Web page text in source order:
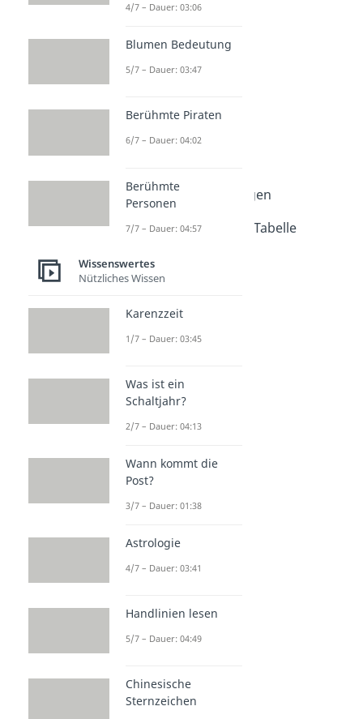
Weitere Inhalte:
Wissenswertes
Platonische Beziehungen
Dauer: 03:57
Verwandtschaftsgrad Tabelle
Quality Time
Dauer: 03:57
Dauer: 03:02
4/7 – Dauer: 03:06
Blumen Bedeutung
5/7 – Dauer: 03:47
Berühmte Piraten
6/7 – Dauer: 04:02
Berühmte
Personen
7/7 – Dauer: 04:57
Wissenswertes
Nützliches Wissen
Karenzzeit
1/7 – Dauer: 03:45
Was ist ein
Schaltjahr?
2/7 – Dauer: 04:13
Wann kommt die
Post?
3/7 – Dauer: 01:38
Astrologie
4/7 – Dauer: 03:41
Handlinien lesen
5/7 – Dauer: 04:49
Chinesische
Sternzeichen